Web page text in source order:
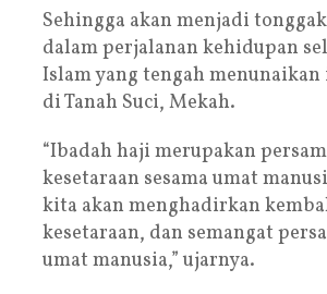
Sehingga akan menjadi
dalam perjalanan kehidupan
Islam yang tengah
di Tanah Suci, Mekah.
“Ibadah haji merupakan
kesetaraan sesama umat
kita akan menghadirkan
kesetaraan, dan semangat
umat manusia,” ujarnya.